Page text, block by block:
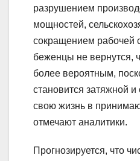
разрушением
мощностей,
сокращением рабочей
беженцы не вернутся,
более вероятным,
становится затяжной
свою жизнь в
отмечают аналитики.
Прогнозируется, что